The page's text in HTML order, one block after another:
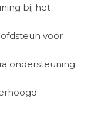
bij het
voor
ondersteuning